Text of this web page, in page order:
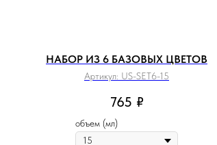
НАБОР ИЗ 6 БАЗОВЫХ ЦВЕТОВ
Артикул: US-SET6-15
765 ₽
объем (мл)